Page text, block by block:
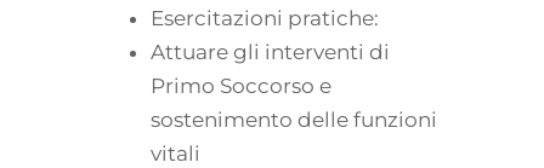
Esercitazioni pratiche:
Attuare gli interventi di
Primo Soccorso e
sostenimento delle funzioni
vitali